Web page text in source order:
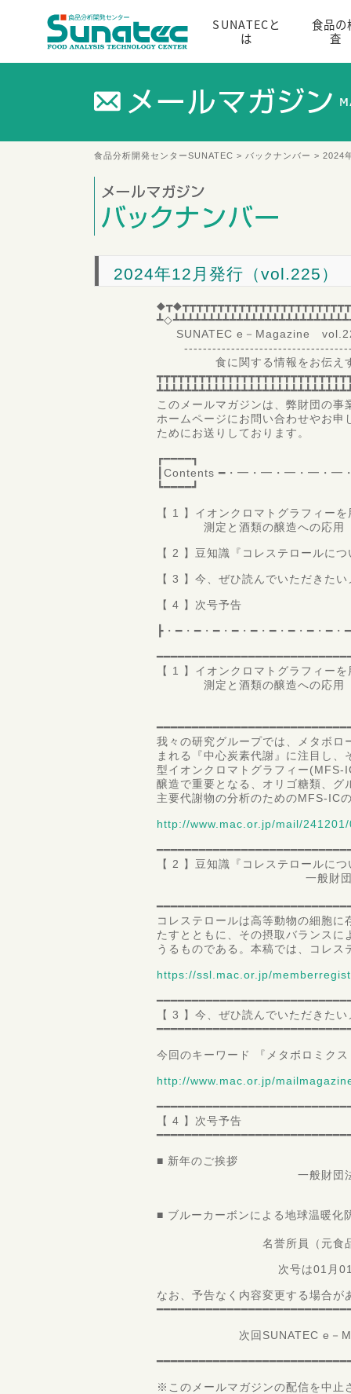
SUNATECと
は
食品の
査
食品分析開発センターSUNATEC > バックナンバー > 2024
2024年12月発行（vol.225）
SUNATEC e－Magazine
食に関する情報をお伝えする
このメールマガジンは、弊財団の
ホームページにお問い合わせやお
ためにお送りしております。
┏━━━━┓
┃Contents ━・━・━・━・━
┗━━━━┛
【 1 】イオンクロマトグラフィー
測定と酒類の醸造への応用
【 2 】豆知識『コレステロールに
【 3 】今、ぜひ読んでいただきた
【 4 】次号予告
┣・━・━・━・━・━・━・━・━・━
【 1 】イオンクロマトグラフィー
測定と酒類の醸造への応用
我々の研究グループでは、メタボ
まれる『中心炭素代謝』に注目し
型イオンクロマトグラフィー(MFS-
醸造で重要となる、オリゴ糖類、
主要代謝物の分析のためのMFS-IC
http://www.mac.or.jp/mail/
【 2 】豆知識『コレステロールに
一般財団法人 食品分
コレステロールは高等動物の細胞
たすとともに、その摂取バランス
うるものである。本稿では、コレ
https://ssl.mac.or.jp/
【 3 】今、ぜひ読んでいただきた
今回のキーワード 『メタボロミク
http://www.mac.or.jp/
【 4 】次号予告
■ 新年のご挨拶
一般財団法人 食品分
■ ブルーカーボンによる地球温暖化
名誉所員（元食品部長、
次号は01月01日配
なお、予告なく内容変更する場合
次回SUNATEC e－
※このメールマガジンの配信を中止